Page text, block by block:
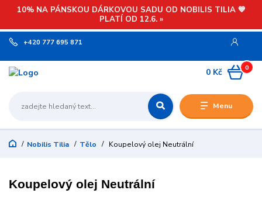
10% NA PÁNSKOU DÁRKOVOU SADU OD NOBILIS TILIA 💙
PLATÍ OD 12.6. »
Menu
+420 777 695 871
0
0 Kč
Nobilis Tilia Tělo Koupelový olej Neutrální
Koupelový olej Neutrální